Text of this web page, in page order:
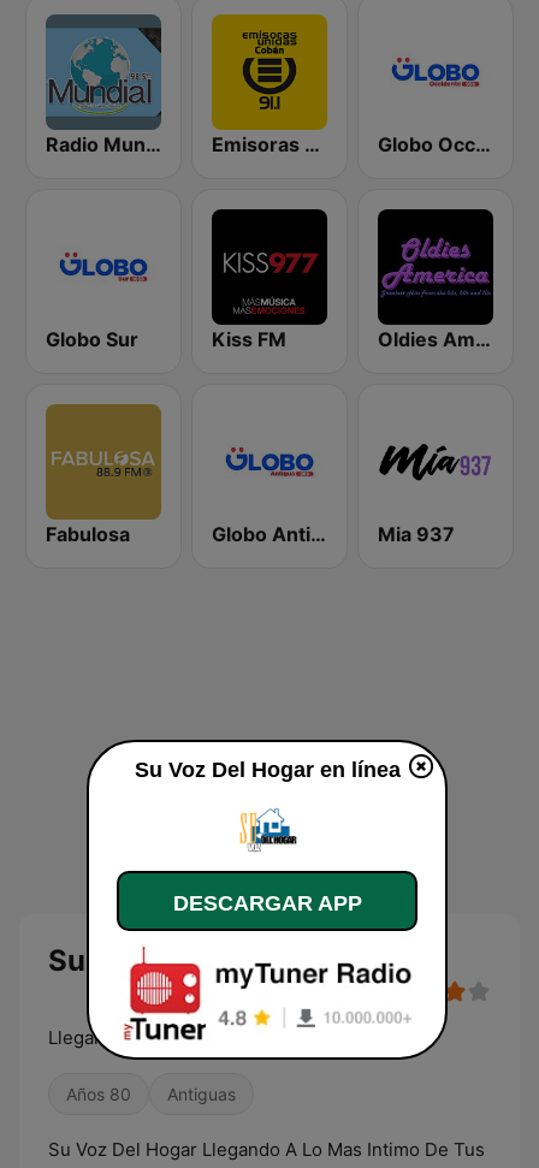
Radio Mundial Emisoras unidas Cobán 91.1 FM Globo Occidente
Globo Sur Kiss FM Oldies America
Fabulosa Globo Antigua Mia 937
Su Voz Del Hogar en línea
Llegando A Lo Más Intimo De Tus Recuerdos
Años 80 Antiguas
Su Voz Del Hogar Llegando A Lo Mas Intimo De Tus
Su Voz Del Hogar en línea
DESCARGAR APP